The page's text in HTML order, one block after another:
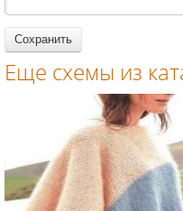
спицами для
женщин
Еще схемы из